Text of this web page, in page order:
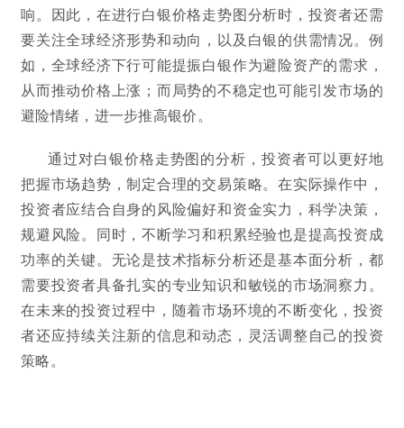
响。因此，在进行白银价格走势图分析时，投资者还需
要关注全球经济形势和动向，以及白银的供需情况。例
如，全球经济下行可能提振白银作为避险资产的需求，
从而推动价格上涨；而局势的不稳定也可能引发市场的
避险情绪，进一步推高银价。
通过对白银价格走势图的分析，投资者可以更好地
把握市场趋势，制定合理的交易策略。在实际操作中，
投资者应结合自身的风险偏好和资金实力，科学决策，
规避风险。同时，不断学习和积累经验也是提高投资成
功率的关键。无论是技术指标分析还是基本面分析，都
需要投资者具备扎实的专业知识和敏锐的市场洞察力。
在未来的投资过程中，随着市场环境的不断变化，投资
者还应持续关注新的信息和动态，灵活调整自己的投资
策略。